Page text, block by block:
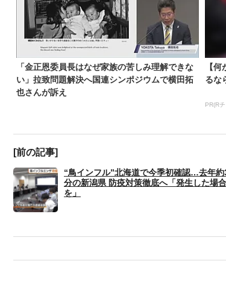
「金正恩委員長はなぜ家族の苦しみ理解できな
い」拉致問題解決へ国連シンポジウムで横田拓
也さんが訴え
【
るな
PR(R
[前の記事]
“鳥インフル”北海道で今季初確認…去年
分の新潟県 防疫対策徹底へ「発生した場
を」